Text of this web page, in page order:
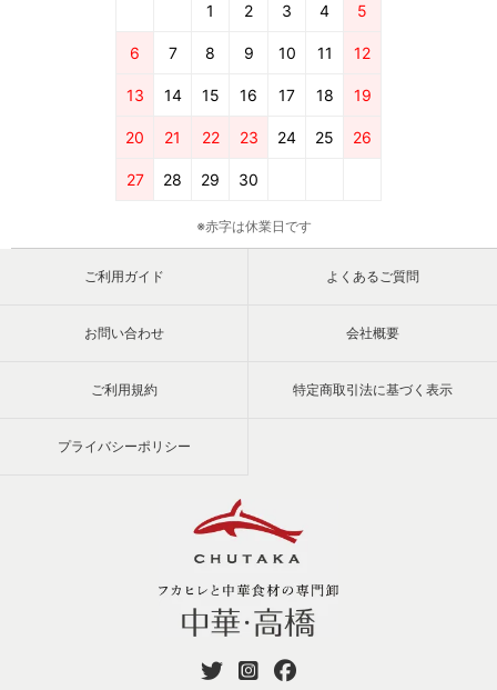
1 2 3 4 5
6 7 8 9 10 11 12
13 14 15 16 17 18 19
20 21 22 23 24 25 26
27 28 29 30
※赤字は休業日です
ご利用ガイド よくあるご質問
お問い合わせ 会社概要
ご利用規約 特定商取引法に基づく表示
プライバシーポリシー